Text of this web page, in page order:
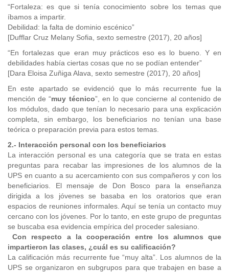
“Fortaleza: es que si tenía conocimiento sobre los temas que
íbamos a impartir.
Debilidad: la falta de dominio escénico”
[Dufflar Cruz Melany Sofia, sexto semestre (2017), 20 años]
“En fortalezas que eran muy prácticos eso es lo bueno. Y en
debilidades había ciertas cosas que no se podían entender”
[Dara Eloisa Zuñiga Alava, sexto semestre (2017), 20 años]
En este apartado se evidenció que lo más recurrente fue la
mención de “muy técnico”, en lo que concierne al contenido de
los módulos, dado que tenían lo necesario para una explicación
completa, sin embargo, los beneficiarios no tenían una base
teórica o preparación previa para estos temas.
2.- Interacción personal con los beneficiarios
La interacción personal es una categoría que se trata en estas
preguntas para recabar las impresiones de los alumnos de la
UPS en cuanto a su acercamiento con sus compañeros y con los
beneficiarios. El mensaje de Don Bosco para la enseñanza
dirigida a los jóvenes se basaba en los oratorios que eran
espacios de reuniones informales. Aquí se tenía un contacto muy
cercano con los jóvenes. Por lo tanto, en este grupo de preguntas
se buscaba esa evidencia empírica del proceder salesiano.
Con respecto a la cooperación entre los alumnos que
impartieron las clases, ¿cuál es su calificación?
La calificación más recurrente fue “muy alta”. Los alumnos de la
UPS se organizaron en subgrupos para que trabajen en base a